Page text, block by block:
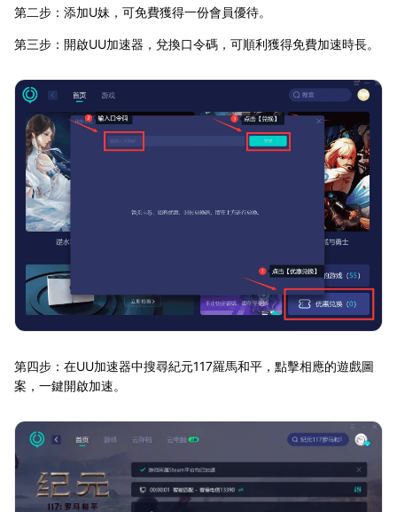
第二步：添加U妹，可免費獲得一份會員優待。
第三步：開啟UU加速器，兌換口令碼，可順利獲得免費加速時長。
第四步：在UU加速器中搜尋紀元117羅馬和平，點擊相應的遊戲圖
案，一鍵開啟加速。